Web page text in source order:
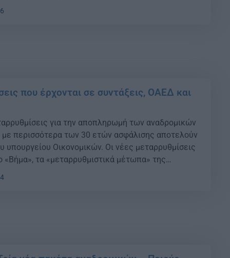
μισθωτούς η προτελευταία εργάσιμη ημέρα του
β) Για τους μη μισθωτούς η […]
που έρχονται σε συντάξεις, ΟΑΕΔ και
για την αποπληρωμή των αναδρομικών
με περισσότερα των 30 ετών ασφάλισης αποτελούν
υπουργείου Οικονομικών. Οι νέες μεταρρυθμίσεις
τα «μεταρρυθμιστικά μέτωπα» της
της εργασίας και της κοινωνικής ασφάλισης
της ψήφισης του ασφαλιστικού νομοσχεδίου
κεφαλαιοποιητικό του […]